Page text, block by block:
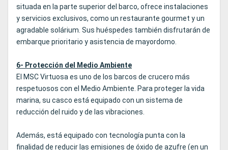
situada en la parte superior del barco, ofrece instalaciones
y servicios exclusivos, como un restaurante gourmet y un
agradable solárium. Sus huéspedes también disfrutarán de
embarque prioritario y asistencia de mayordomo.
6- Protección del Medio Ambiente
El MSC Virtuosa es uno de los barcos de crucero más
respetuosos con el Medio Ambiente. Para proteger la vida
marina, su casco está equipado con un sistema de
reducción del ruido y de las vibraciones.
Además, está equipado con tecnología punta con la
finalidad de reducir las emisiones de óxido de azufre (en un